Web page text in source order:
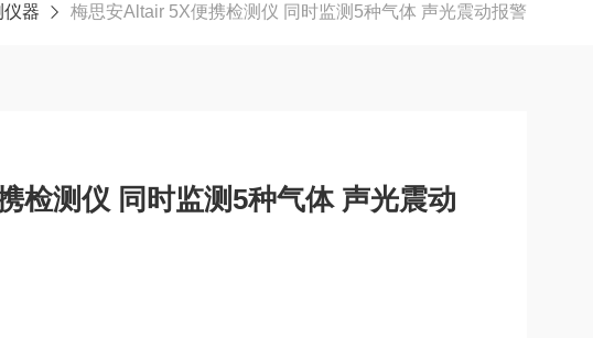
仪器 梅思安Altair 5X便携检测仪 同时监测5种气体 声光震动报警
检测仪 同时监测5种气体 声光震动